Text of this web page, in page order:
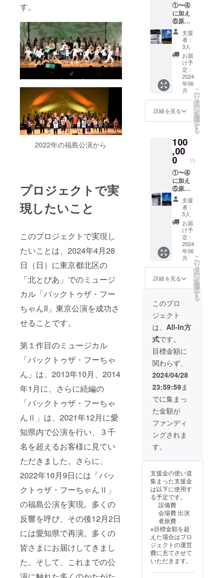
す。
2022年の福島公演から
プロジェクトで実
現したいこと
このプロジェクトで実現し
たいことは、2024年4月28
日（日）に東京都北区の
「北とぴあ」でのミュージ
カル「バックトゥザ・フー
ちゃんII」東京公演を成功さ
せることです。
第１作目のミュージカル
「バックトゥザ・フーちゃ
ん」は、2013年10月、2014
年1月に、さらに続編の
「バックトゥザ・フーちゃ
んⅡ」は、2021年12月に愛
知県内で公演を行い、３千
名を超えるお客様に見てい
ただきました。さらに、
2022年10月9日には「バッ
クトゥザ・フーちゃんⅡ」
の福島公演を実現。多くの
反響を呼び、その後12月2日
には愛知県で再演。多くの
皆さまにお届けしてきまし
た。そして、これまでの公
①〜④
に加え
⑥原発
事故被
災地の
津島の
映像
DVD「
津島の
記憶」3
枚セッ
支援
者：
3人
お届
け予
定：
2024
年06
月
詳細を見る
こ
の
リ
タ
ー
ン
を
選
択
す
る
100
,00
0 円
①〜④
に加え
⑤原発
事故被
災地の
津島の
映像
DVD「
ふるさ
と津
島」と
⑥「津
島の記
憶」の
４枚
セット
支援
者：
5人
お届
け予
定：
2024
年06
月
詳細を見る
こ
の
リ
タ
ー
ン
を
選
択
す
る
このプロ
ジェクト
は、 All-In方
式です。
目標金額に
関わらず、
2024/04/28
23:59:59ま
でに集まっ
た金額が
ファンディ
ングされま
す。
支援金の使い道
集まった支援金
は以下に使用す
る予定です。
設備費
会場費 出演
者旅費
※目標金額を超
えた場合はプロ
ジェクトの運営
費に充てさせて
いただきます。